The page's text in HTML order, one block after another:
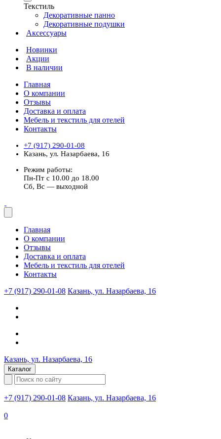
Текстиль
Декоративные панно
Декоративные подушки
Аксессуары
Новинки
Акции
В наличии
Главная
О компании
Отзывы
Доставка и оплата
Мебель и текстиль для отелей
Контакты
+7 (917) 290-01-08
Казань, ул. Назарбаева, 16
Режим работы:
Пн-Пт с 10.00 до 18.00
Сб, Вс — выходной
Главная
О компании
Отзывы
Доставка и оплата
Мебель и текстиль для отелей
Контакты
+7 (917) 290-01-08 Казань, ул. Назарбаева, 16
Казань, ул. Назарбаева, 16
Каталог
+7 (917) 290-01-08 Казань, ул. Назарбаева, 16
0